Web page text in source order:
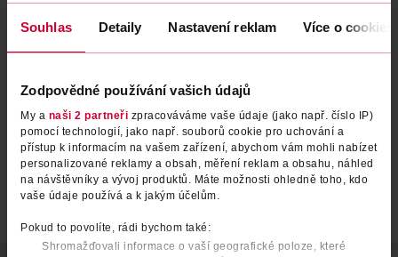
Souhlas Detaily Nastavení reklam Více o cookies
Zodpovědné používání vašich údajů
My a naši 2 partneři zpracováváme vaše údaje (jako např. číslo IP)
pomocí technologií, jako např. souborů cookie pro uchování a
přístup k informacím na vašem zařízení, abychom vám mohli nabízet
personalizované reklamy a obsah, měření reklam a obsahu, náhled
na návštěvníky a vývoj produktů. Máte možnosti ohledně toho, kdo
vaše údaje používá a k jakým účelům.
Pokud to povolíte, rádi bychom také:
Shromažďovali informace o vaší geografické poloze, které
239 Kč
DO KOŠÍKU
Obj. č.: 1355161
Tampony s aplikátorem Pearl
DO KOŠÍKU
Obj. č.: 1355192